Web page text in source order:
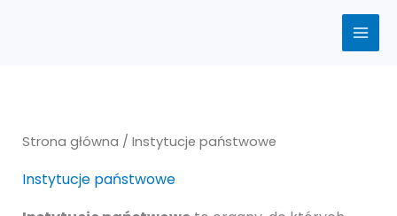
Strona główna / Instytucje państwowe
Instytucje państwowe